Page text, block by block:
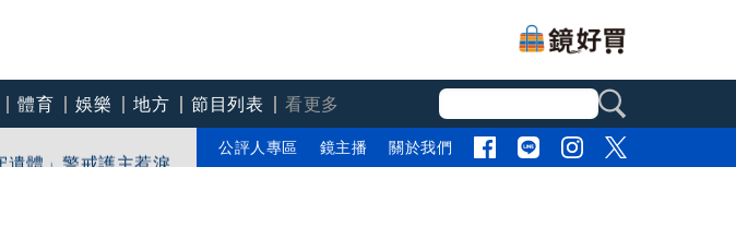
體育 娛樂 地方 節目列表
看更多
公評人專區 鏡主播 關於我們